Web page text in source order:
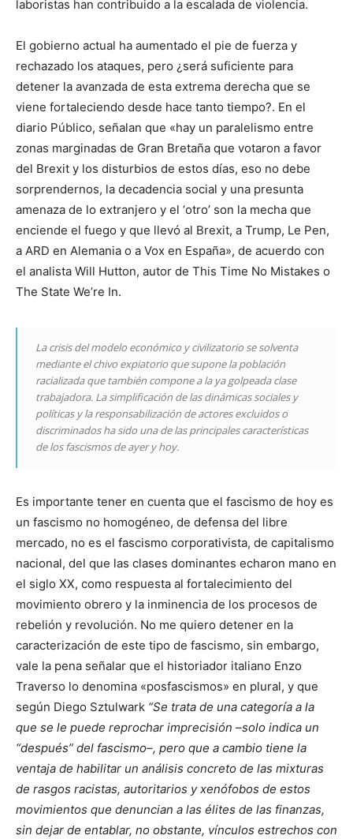
laboristas han contribuido a la escalada de violencia.
El gobierno actual ha aumentado el pie de fuerza y
rechazado los ataques, pero ¿será suficiente para
detener la avanzada de esta extrema derecha que se
viene fortaleciendo desde hace tanto tiempo?. En el
diario Público, señalan que «hay un paralelismo entre
zonas marginadas de Gran Bretaña que votaron a favor
del Brexit y los disturbios de estos días, eso no debe
sorprendernos, la decadencia social y una presunta
amenaza de lo extranjero y el ‘otro’ son la mecha que
enciende el fuego y que llevó al Brexit, a Trump, Le Pen,
a ARD en Alemania o a Vox en España», de acuerdo con
el analista Will Hutton, autor de This Time No Mistakes o
The State We’re In.
La crisis del modelo económico y civilizatorio se solventa
mediante el chivo expiatorio que supone la población
racializada que también compone a la ya golpeada clase
trabajadora. La simplificación de las dinámicas sociales y
políticas y la responsabilización de actores excluidos o
discriminados ha sido una de las principales características
de los fascismos de ayer y hoy.
Es importante tener en cuenta que el fascismo de hoy es
un fascismo no homogéneo, de defensa del libre
mercado, no es el fascismo corporativista, de capitalismo
nacional, del que las clases dominantes echaron mano en
el siglo XX, como respuesta al fortalecimiento del
movimiento obrero y la inminencia de los procesos de
rebelión y revolución. No me quiero detener en la
caracterización de este tipo de fascismo, sin embargo,
vale la pena señalar que el historiador italiano Enzo
Traverso lo denomina «posfascismos» en plural, y que
según Diego Sztulwark “Se trata de una categoría a la
que se le puede reprochar imprecisión –solo indica un
“después” del fascismo–, pero que a cambio tiene la
ventaja de habilitar un análisis concreto de las mixturas
de rasgos racistas, autoritarios y xenófobos de estos
movimientos que denuncian a las élites de las finanzas,
sin dejar de entablar, no obstante, vínculos estrechos con